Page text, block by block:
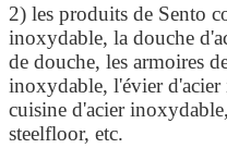
2) les produits de Sento
inoxydable, la douche
de douche, les armoires
inoxydable, l'évier d'acier
cuisine d'acier
steelfloor, etc.